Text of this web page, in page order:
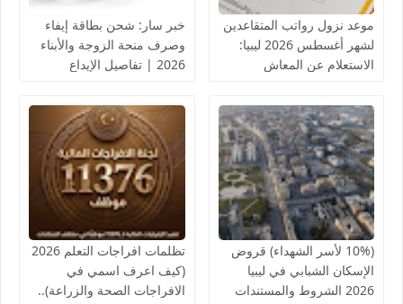
موعد نزول رواتب المتقاعدين
لشهر أغسطس 2026 ليبيا:
الاستعلام عن المعاش
خبر سار: شحن بطاقة إيفاء
وصرف منحة الزوجة والأبناء
2026 | تفاصيل الإيداع
(10% لأسر الشهداء) قروض
الإسكان الشبابي في ليبيا
2026 الشروط والمستندات
تظلمات افراجات التعلم 2026
(كيف اعرف اسمي في
الافراجات الصحة والزراعة)..